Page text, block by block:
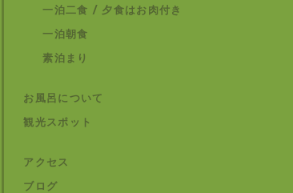
一泊二食 / 夕食はお肉付き
一泊朝食
素泊まり
お風呂について
観光スポット
アクセス
ブログ